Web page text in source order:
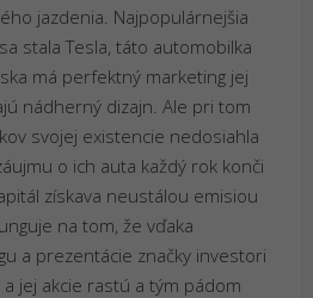
jazdenia. Najpopulárnejšia
stala Tesla, táto automobilka
má perfektný marketing jej
nádherný dizajn. Ale pri tom
svojej existencie nedosiahla
o ich auta každý rok konči
získava neustálou emisiou
na tom, že vďaka
a prezentácie značky investori
jej akcie rastú a tým pádom